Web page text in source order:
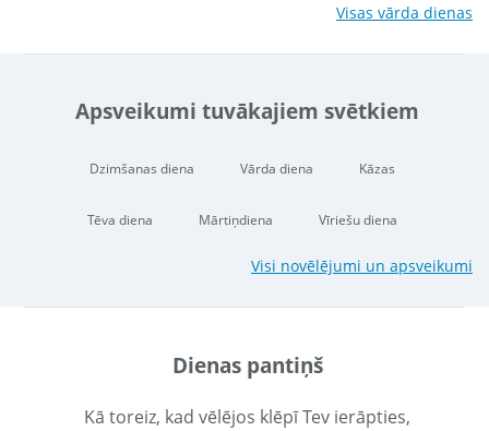
Visas vārda dienas
Apsveikumi tuvākajiem svētkiem
Dzimšanas diena Vārda diena Kāzas
Tēva diena Mārtiņdiena Vīriešu diena
Visi novēlējumi un apsveikumi
Dienas pantiņš
Kā toreiz, kad vēlējos klēpī Tev ierāpties,